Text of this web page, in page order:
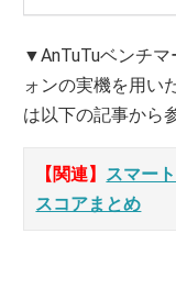
▼AnTuTuベンチマ
ォンの実機を用い
は以下の記事から
【関連】 スマー
スコアまとめ